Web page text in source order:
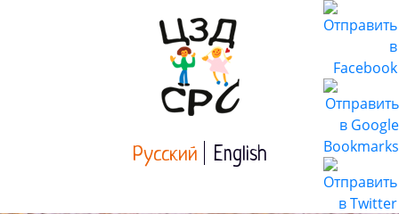
Русский English